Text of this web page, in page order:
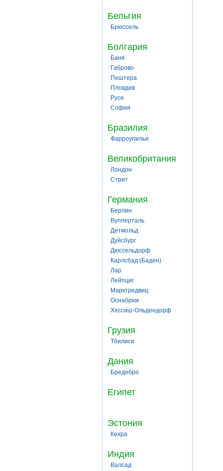
Бельгия
Брюссель
Болгария
Баня
Габрово
Пештера
Пловдив
Русе
София
Бразилия
Фарроупилья
Великобритания
Лондон
Стрит
Германия
Берлин
Вупперталь
Детмольд
Дуйсбург
Дюссельдорф
Карлсбад (Баден)
Лар
Лейпциг
Марктредвиц
Оснабрюк
Хессиш-Ольдендорф
Грузия
Тбилиси
Дания
Бредебро
Египет
Эстония
Кехра
Индия
Валсад